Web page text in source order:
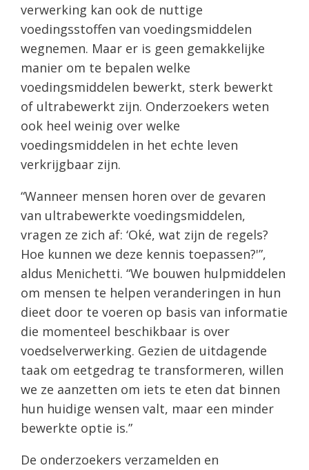
verwerking kan ook de nuttige
voedingsstoffen van voedingsmiddelen
wegnemen. Maar er is geen gemakkelijke
manier om te bepalen welke
voedingsmiddelen bewerkt, sterk bewerkt
of ultrabewerkt zijn. Onderzoekers weten
ook heel weinig over welke
voedingsmiddelen in het echte leven
verkrijgbaar zijn.
“Wanneer mensen horen over de gevaren
van ultrabewerkte voedingsmiddelen,
vragen ze zich af: ‘Oké, wat zijn de regels?
Hoe kunnen we deze kennis toepassen?'”,
aldus Menichetti. “We bouwen hulpmiddelen
om mensen te helpen veranderingen in hun
dieet door te voeren op basis van informatie
die momenteel beschikbaar is over
voedselverwerking. Gezien de uitdagende
taak om eetgedrag te transformeren, willen
we ze aanzetten om iets te eten dat binnen
hun huidige wensen valt, maar een minder
bewerkte optie is.”
De onderzoekers verzamelden en